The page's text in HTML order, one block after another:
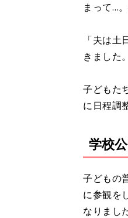
まって…
「夫は
きました
子どもた
に日程調
学校
子どもの
に参観を
なりまし